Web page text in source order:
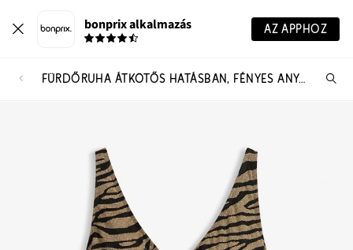
bonprix alkalmazás AZ APPHOZ
FÜRDŐRUHA ÁTKÖTŐS HATÁSBAN, FÉNYES ANYAGBÓL